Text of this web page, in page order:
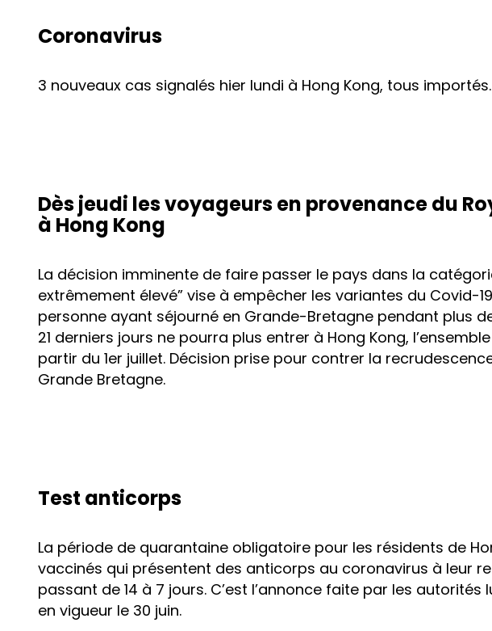
Coronavirus
3 nouveaux cas signalés hier lundi à Hong Kong, tous importés.
Dès jeudi les voyageurs en provenance du
à Hong Kong
La décision imminente de faire passer le pays dans la
extrêmement élevé” vise à empêcher les variantes du Covid-
personne ayant séjourné en Grande-Bretagne pendant plus
21 derniers jours ne pourra plus entrer à Hong Kong,
partir du 1er juillet. Décision prise pour contrer la
Grande Bretagne.
Test anticorps
La période de quarantaine obligatoire pour les résidents de
vaccinés qui présentent des anticorps au coronavirus à leur
passant de 14 à 7 jours. C’est l’annonce faite par les
en vigueur le 30 juin.